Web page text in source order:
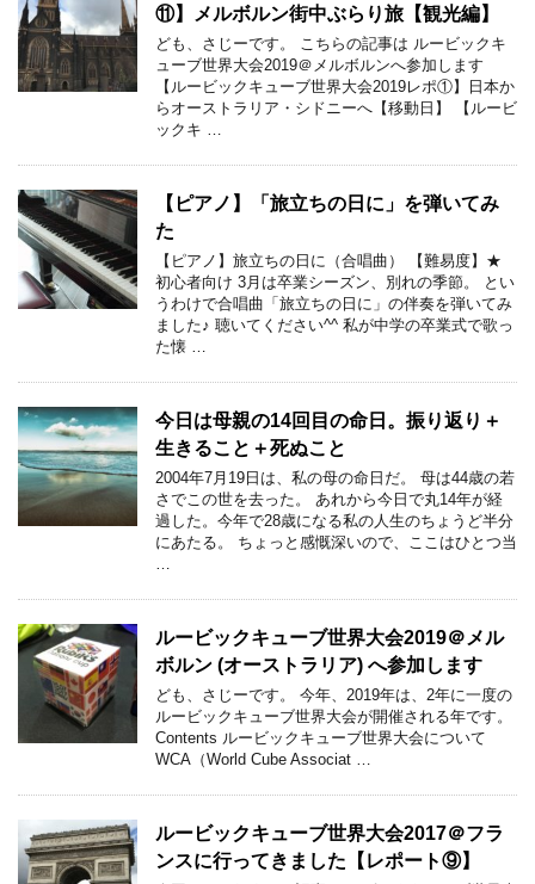
⑪】メルボルン街中ぶらり旅【観光編】
ども、さじーです。 こちらの記事は ルービックキ
ューブ世界大会2019＠メルボルンへ参加します
【ルービックキューブ世界大会2019レポ①】日本か
らオーストラリア・シドニーへ【移動日】 【ルービ
ックキ …
【ピアノ】「旅立ちの日に」を弾いてみ
た
【ピアノ】旅立ちの日に（合唱曲） 【難易度】★
初心者向け 3月は卒業シーズン、別れの季節。 とい
うわけで合唱曲「旅立ちの日に」の伴奏を弾いてみ
ました♪ 聴いてください^^ 私が中学の卒業式で歌っ
た懐 …
今日は母親の14回目の命日。振り返り＋
生きること＋死ぬこと
2004年7月19日は、私の母の命日だ。 母は44歳の若
さでこの世を去った。 あれから今日で丸14年が経
過した。今年で28歳になる私の人生のちょうど半分
にあたる。 ちょっと感慨深いので、ここはひとつ当
…
ルービックキューブ世界大会2019＠メル
ボルン (オーストラリア) へ参加します
ども、さじーです。 今年、2019年は、2年に一度の
ルービックキューブ世界大会が開催される年です。
Contents ルービックキューブ世界大会について
WCA（World Cube Associat …
ルービックキューブ世界大会2017＠フラ
ンスに行ってきました【レポート⑨】